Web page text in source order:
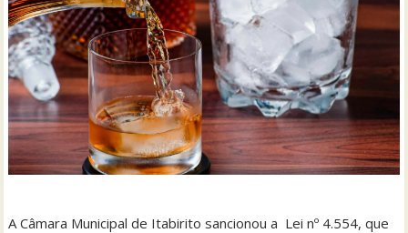
A Câmara Municipal de Itabirito sancionou a Lei nº 4.554, que